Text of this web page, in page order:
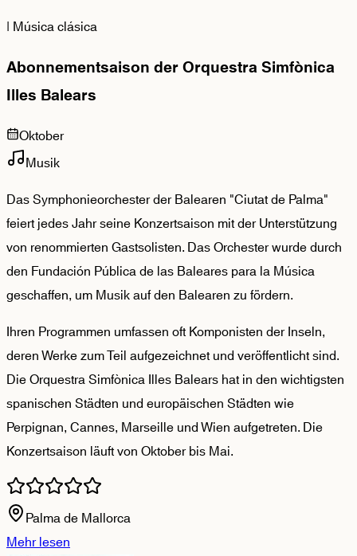
| Música clásica
Abonnementsaison der Orquestra Simfònica
Illes Balears
Oktober
Musik
Das Symphonieorchester der Balearen "Ciutat de Palma"
feiert jedes Jahr seine Konzertsaison mit der Unterstützung
von renommierten Gastsolisten. Das Orchester wurde durch
den Fundación Pública de las Baleares para la Música
geschaffen, um Musik auf den Balearen zu fördern.
Ihren Programmen umfassen oft Komponisten der Inseln,
deren Werke zum Teil aufgezeichnet und veröffentlicht sind.
Die Orquestra Simfònica Illes Balears hat in den wichtigsten
spanischen Städten und europäischen Städten wie
Perpignan, Cannes, Marseille und Wien aufgetreten. Die
Konzertsaison läuft von Oktober bis Mai.
Palma de Mallorca
Mehr lesen